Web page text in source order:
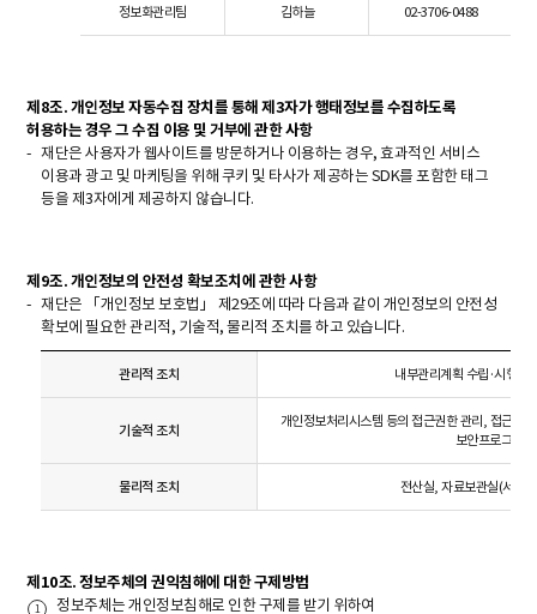
정보화관리팀 김하늘 02-3706-0488
제8조. 개인정보 자동수집 장치를 통해 제3자가 행태정보를 수집하도록
허용하는 경우 그 수집 이용 및 거부에 관한 사항
재단은 사용자가 웹사이트를 방문하거나 이용하는 경우, 효과적인 서비스
이용과 광고 및 마케팅을 위해 쿠키 및 타사가 제공하는 SDK를 포함한 태그
등을 제3자에게 제공하지 않습니다.
제9조. 개인정보의 안전성 확보조치에 관한 사항
재단은 「개인정보 보호법」 제29조에 따라 다음과 같이 개인정보의 안전성
확보에 필요한 관리적, 기술적, 물리적 조치를 하고 있습니다.
관리적 조치 내부관리계획 수립·시행,
기술적 조치
개인정보처리시스템 등의 접근권한 관리, 접근통
보안프로그램
물리적 조치 전산실, 자료보관실(서고)
제10조. 정보주체의 권익침해에 대한 구제방법
정보주체는 개인정보침해로 인한 구제를 받기 위하여